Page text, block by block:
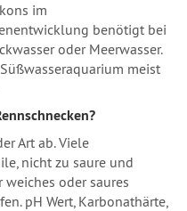
im
benötigt bei
oder Meerwasser.
meist
Art ab. Viele
nicht zu saure und
oder saures
pH Wert, Karbonathärte,